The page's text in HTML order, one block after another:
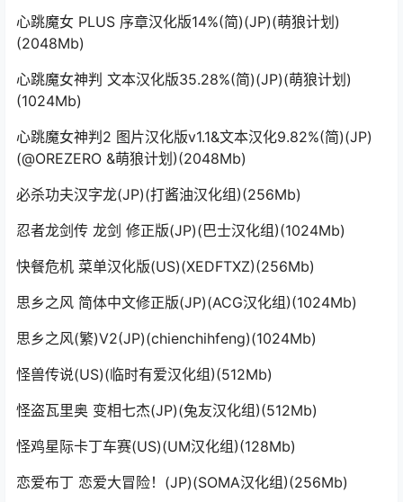
心跳魔女 PLUS 序章汉化版14%(简)(JP)(萌狼计划)
(2048Mb)
心跳魔女神判 文本汉化版35.28%(简)(JP)(萌狼计划)
(1024Mb)
心跳魔女神判2 图片汉化版v1.1&文本汉化9.82%(简)(JP)
(@OREZERO &萌狼计划)(2048Mb)
必杀功夫汉字龙(JP)(打酱油汉化组)(256Mb)
忍者龙剑传 龙剑 修正版(JP)(巴士汉化组)(1024Mb)
快餐危机 菜单汉化版(US)(XEDFTXZ)(256Mb)
思乡之风 简体中文修正版(JP)(ACG汉化组)(1024Mb)
思乡之风(繁)V2(JP)(chienchihfeng)(1024Mb)
怪兽传说(US)(临时有爱汉化组)(512Mb)
怪盗瓦里奥 变相七杰(JP)(兔友汉化组)(512Mb)
怪鸡星际卡丁车赛(US)(UM汉化组)(128Mb)
恋爱布丁 恋爱大冒险！(JP)(SOMA汉化组)(256Mb)